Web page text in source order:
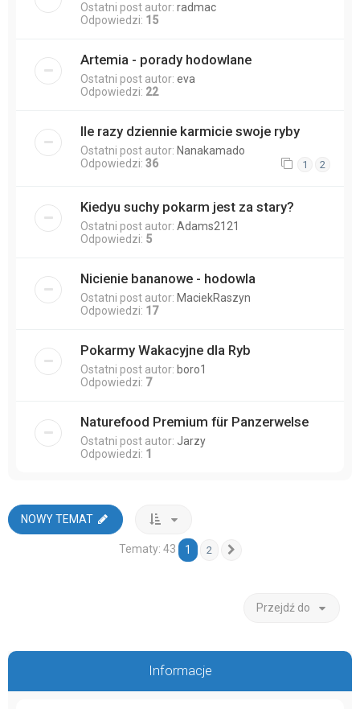
Ostatni post autor: radmac
Odpowiedzi: 15
Artemia - porady hodowlane
Ostatni post autor: eva
Odpowiedzi: 22
Ile razy dziennie karmicie swoje ryby
Ostatni post autor: Nanakamado
Odpowiedzi: 36 1 2
Kiedyu suchy pokarm jest za stary?
Ostatni post autor: Adams2121
Odpowiedzi: 5
Nicienie bananowe - hodowla
Ostatni post autor: MaciekRaszyn
Odpowiedzi: 17
Pokarmy Wakacyjne dla Ryb
Ostatni post autor: boro1
Odpowiedzi: 7
Naturefood Premium für Panzerwelse
Ostatni post autor: Jarzy
Odpowiedzi: 1
NOWY TEMAT
Tematy: 43 1 2
Przejdź do
Informacje